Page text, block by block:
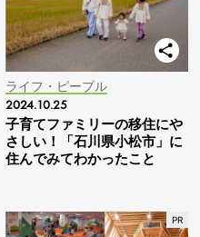
ライフ・ピープル
2024.10.25
子育てファミリーの移住にや
さしい！「石川県小松市」に
住んでみてわかったこと